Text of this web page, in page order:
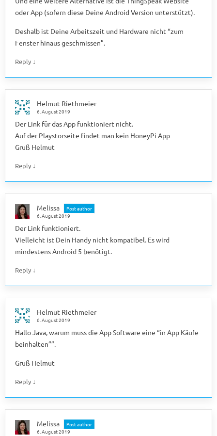
oder App (sofern diese Deine Android Version unterstützt).
Deshalb ist Deine Arbeitszeit und Hardware nicht “zum
Fenster hinaus geschmissen”.
Reply ↓
Helmut Riethmeier
6. August 2019
Der Link für das App funktioniert nicht.
Auf der Playstorseite findet man kein HoneyPi App
Gruß Helmut
Reply ↓
Melissa
Post author
6. August 2019
Der Link funktioniert.
Vielleicht ist Dein Handy nicht kompatibel. Es wird
mindestens Android 5 benötigt.
Reply ↓
Helmut Riethmeier
6. August 2019
Hallo Java, warum muss die App Software eine “in App Käufe
beinhalten””.
Gruß Helmut
Reply ↓
Melissa
Post author
6. August 2019